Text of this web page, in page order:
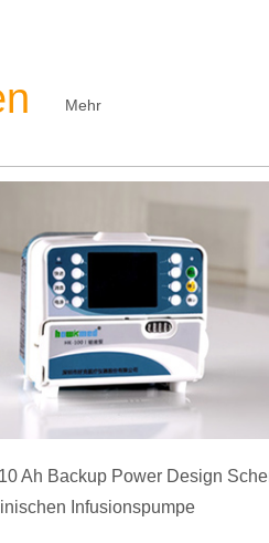
Mehr
Ah Backup Power Design
Infusionspumpe